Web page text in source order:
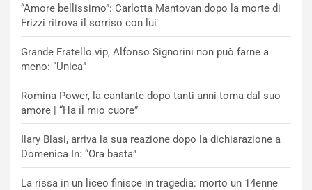
“Amore bellissimo”: Carlotta Mantovan dopo la morte di
Frizzi ritrova il sorriso con lui
Grande Fratello vip, Alfonso Signorini non può farne a
meno: “Unica”
Romina Power, la cantante dopo tanti anni torna dal suo
amore | “Ha il mio cuore”
Ilary Blasi, arriva la sua reazione dopo la dichiarazione a
Domenica In: “Ora basta”
La rissa in un liceo finisce in tragedia: morto un 14enne